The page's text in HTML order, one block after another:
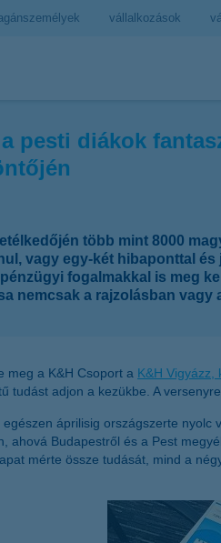
vállalkozások
pesti diákok
több mint 8000
vagy egy-két hibaponttal
fogalmakkal is meg
nemcsak a rajzolásban
meg a K&H Csoport a K&H Vigyázz,
tudást adjon a kezükbe. A
áprilisig országszerte
ahová Budapestről és a Pest
mérte össze tudását, mind a